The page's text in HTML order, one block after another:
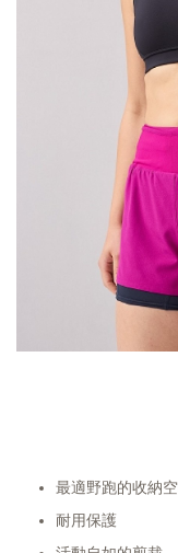
最適野跑的收納
耐用保護